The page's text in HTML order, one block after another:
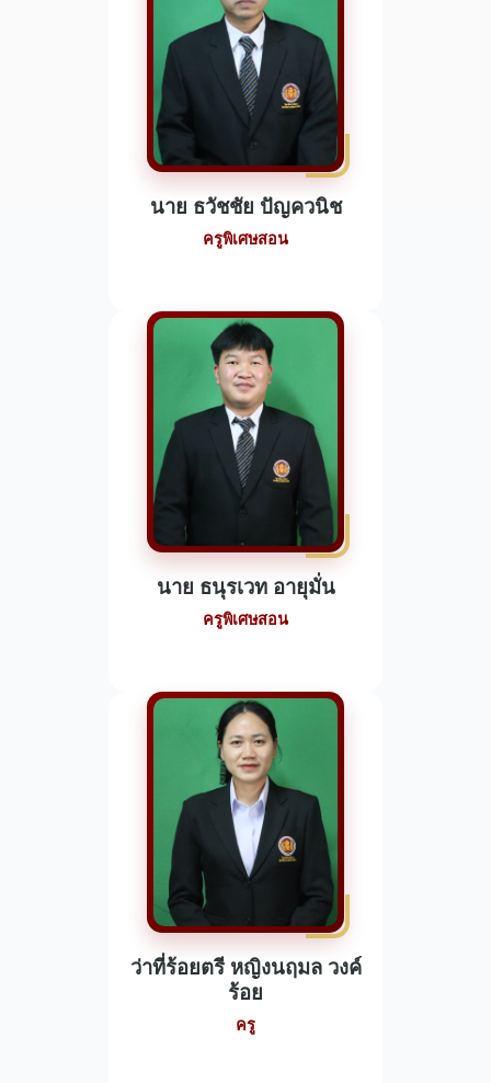
นาย ธวัชชัย ปัญควนิช
ครูพิเศษสอน
นาย ธนุรเวท อายุมั่น
ครูพิเศษสอน
ว่าที่ร้อยตรี หญิงนฤมล วงค์
ร้อย
ครู